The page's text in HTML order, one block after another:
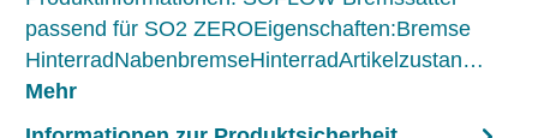
passend für SO2 ZEROEigenschaften:Bremse
HinterradNabenbremseHinterradArtikelzustan…
Mehr